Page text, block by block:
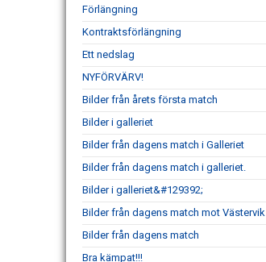
Förlängning
Kontraktsförlängning
Ett nedslag
NYFÖRVÄRV!
Bilder från årets första match
Bilder i galleriet
Bilder från dagens match i Galleriet
Bilder från dagens match i galleriet.
Bilder i galleriet&#129392;
Bilder från dagens match mot Västervik
Bilder från dagens match
Bra kämpat!!!